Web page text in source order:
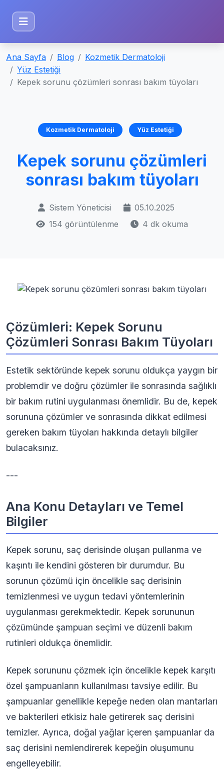
Ana Sayfa Blog
Kozmetik Dermatoloji
Yüz Estetiği
Kepek sorunu çözümleri sonrası bakım tüyoları
Kozmetik Dermatoloji Yüz Estetiği
Kepek sorunu çözümleri
sonrası bakım tüyoları
Sistem Yöneticisi
05.10.2025
154 görüntülenme
4 dk okuma
Çözümleri: Kepek Sorunu
Çözümleri Sonrası Bakım Tüyoları
Estetik sektöründe kepek sorunu oldukça yaygın bir
problemdir ve doğru çözümler ile sonrasında sağlıklı
bir bakım rutini uygulanması önemlidir. Bu de, kepek
sorununa çözümler ve sonrasında dikkat edilmesi
gereken bakım tüyoları hakkında detaylı bilgiler
bulacaksınız.
---
Ana Konu Detayları ve Temel
Bilgiler
Kepek sorunu, saç derisinde oluşan pullanma ve
kaşıntı ile kendini gösteren bir durumdur. Bu
sorunun çözümü için öncelikle saç derisinin
temizlenmesi ve uygun tedavi yöntemlerinin
uygulanması gerekmektedir. Kepek sorununun
çözümünde şampuan seçimi ve düzenli bakım
rutinleri oldukça önemlidir.
Kepek sorununu çözmek için öncelikle kepek karşıtı
özel şampuanların kullanılması tavsiye edilir. Bu
şampuanlar genellikle kepeğe neden olan mantarları
ve bakterileri etkisiz hale getirerek saç derisini
temizler. Ayrıca, doğal yağlar içeren şampuanlar da
saç derisini nemlendirerek kepeğin oluşumunu
engelleyebilir.